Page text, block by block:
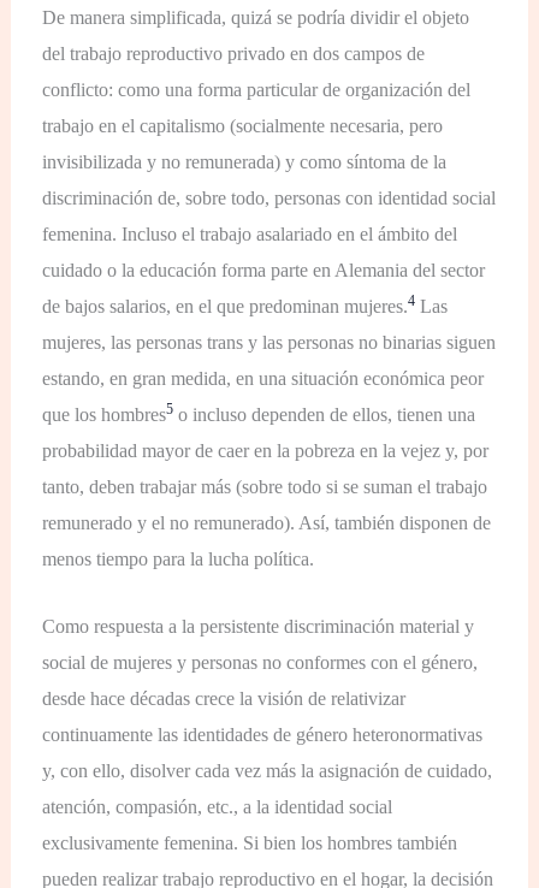
De manera simplificada, quizá se podría dividir el objeto
del trabajo reproductivo privado en dos campos de
conflicto: como una forma particular de organización del
trabajo en el capitalismo (socialmente necesaria, pero
invisibilizada y no remunerada) y como síntoma de la
discriminación de, sobre todo, personas con identidad social
femenina. Incluso el trabajo asalariado en el ámbito del
cuidado o la educación forma parte en Alemania del sector
de bajos salarios, en el que predominan mujeres.4 Las
mujeres, las personas trans y las personas no binarias siguen
estando, en gran medida, en una situación económica peor
que los hombres5 o incluso dependen de ellos, tienen una
probabilidad mayor de caer en la pobreza en la vejez y, por
tanto, deben trabajar más (sobre todo si se suman el trabajo
remunerado y el no remunerado). Así, también disponen de
menos tiempo para la lucha política.
Como respuesta a la persistente discriminación material y
social de mujeres y personas no conformes con el género,
desde hace décadas crece la visión de relativizar
continuamente las identidades de género heteronormativas
y, con ello, disolver cada vez más la asignación de cuidado,
atención, compasión, etc., a la identidad social
exclusivamente femenina. Si bien los hombres también
pueden realizar trabajo reproductivo en el hogar, la decisión